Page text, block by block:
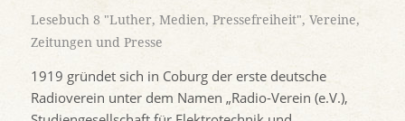
Lesebuch 8 "Luther, Medien, Pressefreiheit", Vereine,
Zeitungen und Presse
1919 gründet sich in Coburg der erste deutsche
Radioverein unter dem Namen „Radio-Verein (e.V.),